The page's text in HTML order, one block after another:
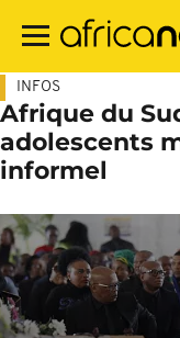
contenu
INFOS
Afrique du
adolescents
informel